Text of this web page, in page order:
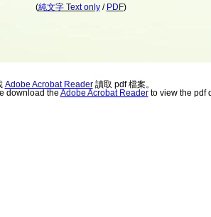
(純文字 Text only/ PDF)
Adobe Acrobat Reader讀取 pdf 檔案。
download the Adobe Acrobat Readerto view the pdf